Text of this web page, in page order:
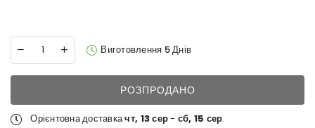
Виготовлення 5 Днів
РОЗПРОДАНО
Орієнтовна доставкачт, 13 сер- сб, 15 сер.